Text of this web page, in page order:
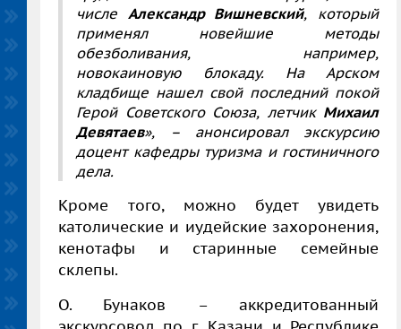
числе Александр Вишневский, который
применял новейшие методы
обезболивания, например,
новокаиновую блокаду. На Арском
кладбище нашел свой последний покой
Герой Советского Союза, летчик Михаил
Девятаев», – анонсировал экскурсию
доцент кафедры туризма и гостиничного
дела.
Кроме того, можно будет увидеть
католические и иудейские захоронения,
кенотафы и старинные семейные
склепы.
О. Бунаков – аккредитованный